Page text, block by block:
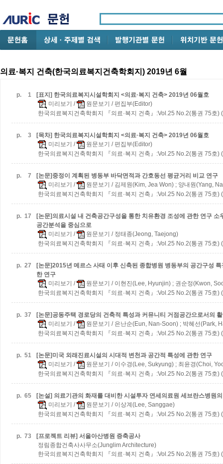
의료·복지 건축(한국의료복지건축학회지) 2019년 6월
p. 1
[표지] 한국의료복지시설학회지 <의료·복지 건축> 2019년 06월호
미리보기 / 원문보기 / 편집부(Editor)
한국의료복지건축학회지 『의료·복지 건축』:Vol.25 No.2(통권 75호)
p. 3
[목차] 한국의료복지시설학회지 <의료·복지 건축> 2019년 06월호
미리보기 / 원문보기 / 편집부(Editor)
한국의료복지건축학회지 『의료·복지 건축』:Vol.25 No.2(통권 75호)
p. 7
[논문]중정이 계획된 병동부 바닥면적과 간호동선 평균거리 비교 연구
미리보기 / 원문보기 / 김제원(Kim, Jea Won) ; 양내원(Yang,
한국의료복지건축학회지 『의료·복지 건축』:Vol.25 No.2(통권 75호)
p. 17 [논문]의료시설 내 건축공간구성을 통한 치유환경 조성에 관한 연구 소
공간분석을 중심으로
미리보기 / 원문보기 / 정태종(Jeong, Taejong)
한국의료복지건축학회지 『의료·복지 건축』:Vol.25 No.2(통권 75호)
p. 27
[논문]2015년 메르스 사태 이후 신축된 종합병원 병동부의 공간구성
한 연구
미리보기 / 원문보기 / 이현진(Lee, Hyunjin) ; 권순정(Kwon,
한국의료복지건축학회지 『의료·복지 건축』:Vol.25 No.2(통권 75호)
p. 37
[논문]공동주택 경로당의 건축적 특성과 커뮤니티 거점공간으로서의
미리보기 / 원문보기 / 은난순(Eun, Nan-Soon) ; 박혜선(Park,
한국의료복지건축학회지 『의료·복지 건축』:Vol.25 No.2(통권 75호)
p. 51
[논문]미국 외래진료시설의 시대적 변천과 공간적 특성에 관한 연구
미리보기 / 원문보기 / 이수경(Lee, Sukyung) ; 최윤경(Choi,
한국의료복지건축학회지 『의료·복지 건축』:Vol.25 No.2(통권 75호)
p. 65 [논설] 의료기관의 화재를 대비한 시설투자 연세의료원 세브란스병원
미리보기 / 원문보기 / 이상계(Lee, Sanggae)
한국의료복지건축학회지 『의료·복지 건축』:Vol.25 No.2(통권 75호)
p. 73
[프로젝트 리뷰] 서울아산병원 증축공사
정림종합건축사사무소(Junglim Architecture)
한국의료복지건축학회지 『의료·복지 건축』:Vol.25 No.2(통권 75호)